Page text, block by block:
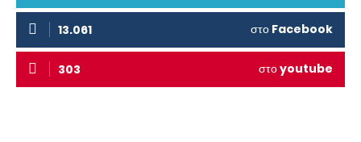
13.061 στο Facebook
303 στοyoutube